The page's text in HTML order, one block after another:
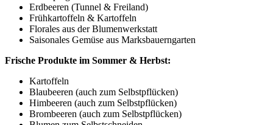
Erdbeeren (Tunnel & Freiland)
Frühkartoffeln & Kartoffeln
Florales aus der Blumenwerkstatt
Saisonales Gemüse aus Marksbauerngarten
Frische Produkte im Sommer & Herbst:
Kartoffeln
Blaubeeren (auch zum Selbstpflücken)
Himbeeren (auch zum Selbstpflücken)
Brombeeren (auch zum Selbstpflücken)